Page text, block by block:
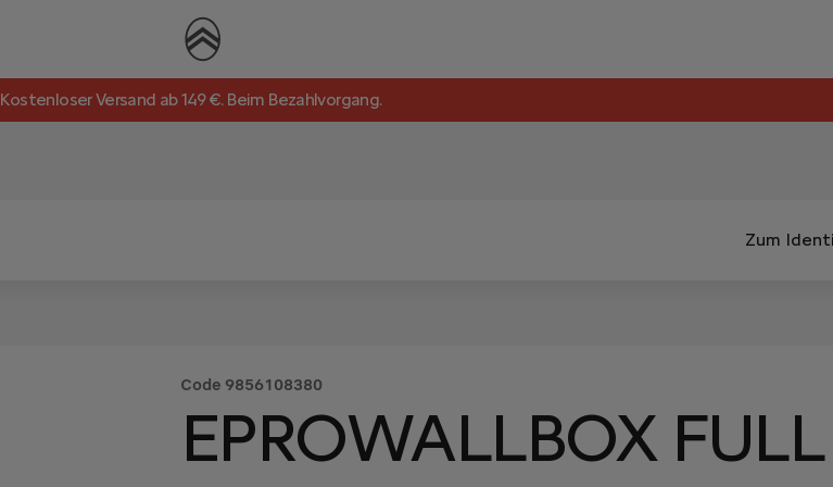
Kostenloser Versand ab 149 €. Beim Bezahlvorgang.
Zum
Code 9856108380
EPROWALLBOX FULL